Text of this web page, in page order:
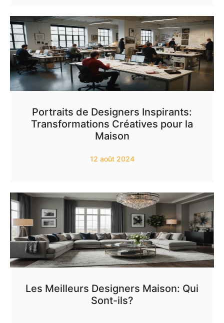
Portraits de Designers Inspirants:
Transformations Créatives pour la
Maison
12 août 2024
Les Meilleurs Designers Maison: Qui
Sont-ils?